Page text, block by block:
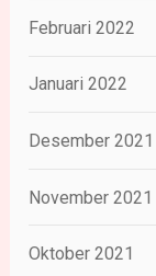
Februari 2022
Januari 2022
Desember 2021
November 2021
Oktober 2021